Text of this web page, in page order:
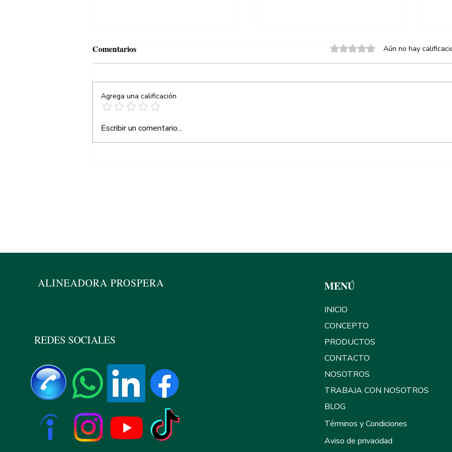
¡Ganamos!, otra vez
al fin?
Comentarios Obtuvo 0 de 5 estrellas.
Aún no hay
Agrega una calificación
Escribir un comentario...
ALINEADORA PROSPERA
REDES SOCIALES
MENÚ
INICIO
CONCEPTO
PRODUCTOS
CONTACTO
NOSOTROS
TRABAJA CON NOSOTROS
BLOG
Términos y Condiciones
Aviso de privacidad